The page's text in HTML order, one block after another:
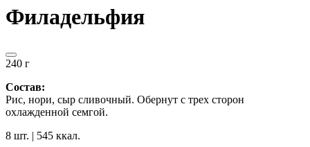
Филадельфия
240 г
Состав:
Рис, нори, сыр сливочный. Обернут с трех сторон
охлажденной семгой.
8 шт. | 545 ккал.